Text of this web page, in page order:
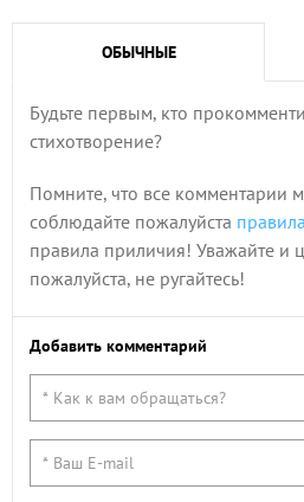
ОБЫЧНЫЕ
Будьте первым, кто
стихотворение?
Помните, что все комментарии
соблюдайте пожалуйста
правила приличия! Уважайте и
пожалуйста, не ругайтесь!
Добавить комментарий